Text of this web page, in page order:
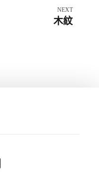
NEXT
木紋